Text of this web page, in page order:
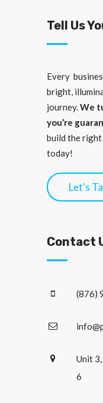
Tell Us
Every
bright,
journey. We
you’re
build the
today!
Let's
Contact
(876)
Unit
6